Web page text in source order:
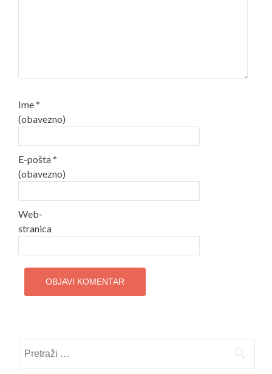
Ime*
(obavezno)
E-pošta*
(obavezno)
Web-
stranica